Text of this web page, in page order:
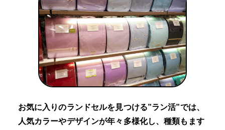
お気に入りのランドセルを見つける”ラン活”では、
人気カラーやデザインが年々多様化し、種類もます